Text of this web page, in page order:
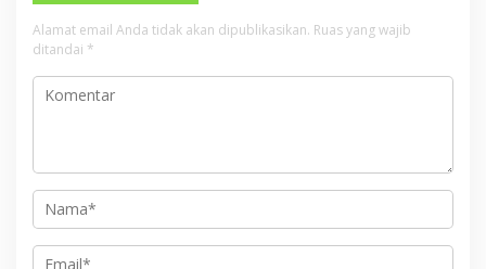
Alamat email Anda tidak akan dipublikasikan. Ruas yang wajib
ditandai *